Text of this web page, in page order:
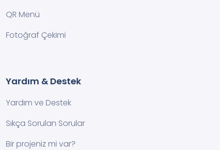
QR Menü
Fotoğraf Çekimi
Yardım & Destek
Yardım ve Destek
Sıkça Sorulan Sorular
Bir projeniz mi var?